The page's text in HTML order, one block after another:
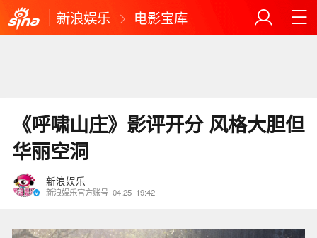
新浪娱乐 电影宝库
《呼啸山庄》影评开分 风格大胆但
华丽空洞
新浪娱乐
新浪娱乐官方账号 04.25 19:42